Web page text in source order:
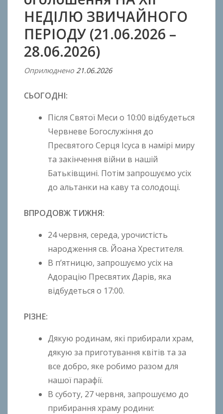
НЕДІЛЮ ЗВИЧАЙНОГО
ПЕРІОДУ (21.06.2026 –
28.06.2026)
Оприлюднено 21.06.2026В
n
t
o
n
B
n
k
СЬОГОДНІ:
Після Святої Меси о 10:00 відбудеться
Червневе Богослужіння до
Пресвятого Серця Ісуса в намірі миру
та закінчення війни в нашій
Батьківщині. Потім запрошуємо усіх
до альтанки на каву та солодощі.
ВПРОДОВЖ ТИЖНЯ:
24 червня, середа, урочистість
народження св. Йоана Хрестителя.
В п’ятницю, запрошуємо усіх на
Адорацію Пресвятих Дарів, яка
відбудеться о 17:00.
РІЗНЕ:
Дякую родинам, які прибирали храм,
дякую за приготування квітів та за
все добро, яке робимо разом для
нашої парафії.
В суботу, 27 червня, запрошуємо до
прибирання храму родини: